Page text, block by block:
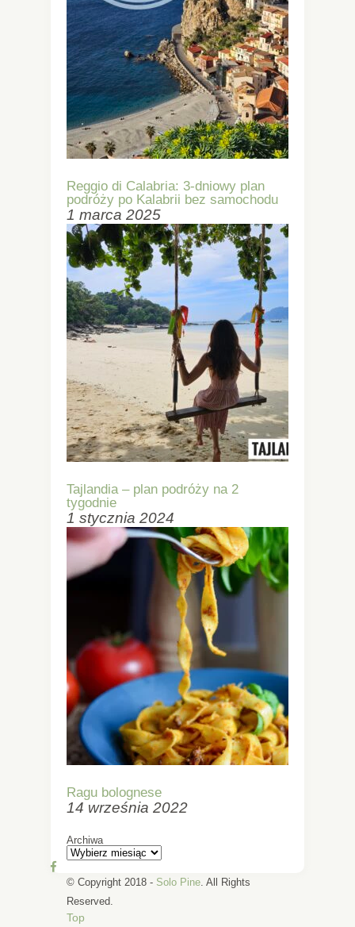
Reggio di Calabria: 3-dniowy plan
podróży po Kalabrii bez samochodu
1 marca 2025
Tajlandia – plan podróży na 2
tygodnie
1 stycznia 2024
Ragu bolognese
14 września 2022
Archiwa
© Copyright 2018 - Solo Pine . All Rights
Reserved.
Top